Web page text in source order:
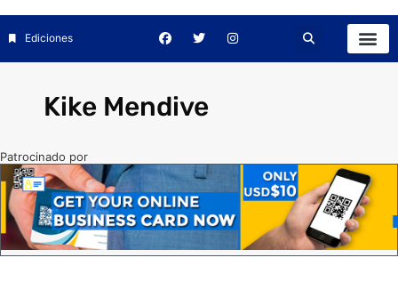
Ediciones
Kike Mendive
Patrocinado por